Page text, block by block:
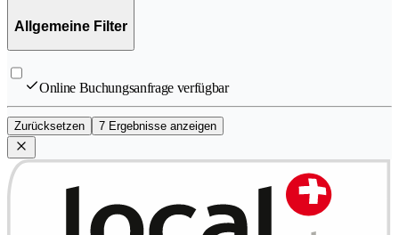
Allgemeine Filter
Online Buchungsanfrage verfügbar
Zurücksetzen 7 Ergebnisse anzeigen